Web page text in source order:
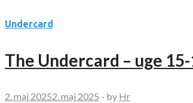
Undercard
The Undercard – uge
2. maj 20252. maj 2025 - by Hr